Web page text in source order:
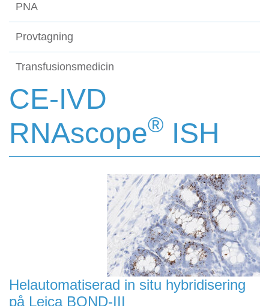
PNA
Provtagning
Transfusionsmedicin
CE-IVD
RNAscope® ISH
Helautomatiserad in situ hybridisering
på Leica BOND-III